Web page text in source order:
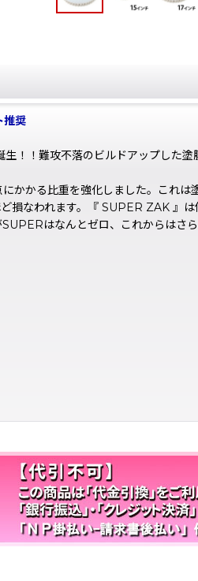
推奨
！！難攻不落のビルドアップした
かる比重を強化しました。これ
損なわれます。『 SUPER ZAK 』
はなんとゼロ、これからはさ